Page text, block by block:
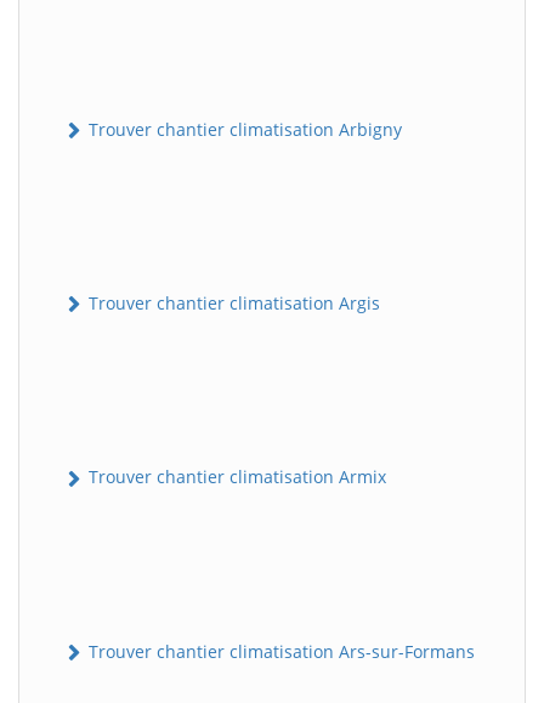
Trouver chantier climatisation Arbigny
Trouver chantier climatisation Argis
Trouver chantier climatisation Armix
Trouver chantier climatisation Ars-sur-Formans